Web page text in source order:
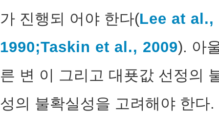
가 진행되 어야 한다(Lee at al.,
1990;Taskin et al., 2009). 아
른 변 이 그리고 대푯값 선정의
성의 불확실성을 고려해야 한다.